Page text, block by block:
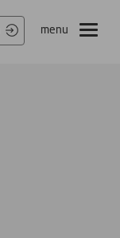
menu